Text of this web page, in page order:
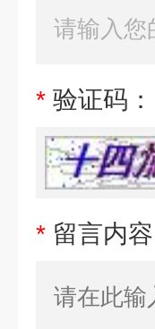
* 验证码：
* 留言内容